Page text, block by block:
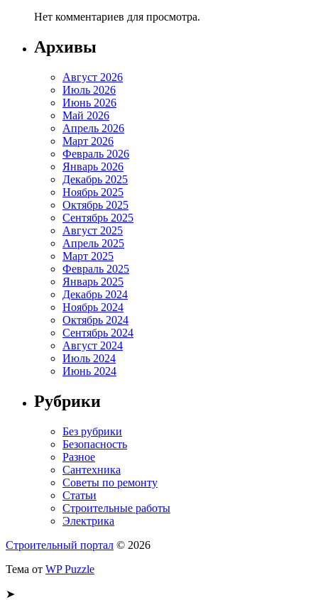
Нет комментариев для просмотра.
Архивы
Август 2026
Июль 2026
Июнь 2026
Май 2026
Апрель 2026
Март 2026
Февраль 2026
Январь 2026
Декабрь 2025
Ноябрь 2025
Октябрь 2025
Сентябрь 2025
Август 2025
Апрель 2025
Март 2025
Февраль 2025
Январь 2025
Декабрь 2024
Ноябрь 2024
Октябрь 2024
Сентябрь 2024
Август 2024
Июль 2024
Июнь 2024
Рубрики
Без рубрики
Безопасность
Разное
Сантехника
Советы по ремонту
Статьи
Строительные работы
Электрика
Строительный портал © 2026
Тема от WP Puzzle
➤